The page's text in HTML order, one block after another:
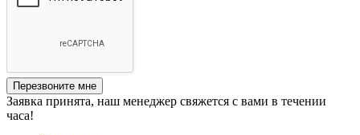
Перезвоните мне
Заявка принята, наш менеджер свяжется с вами в течении
часа!